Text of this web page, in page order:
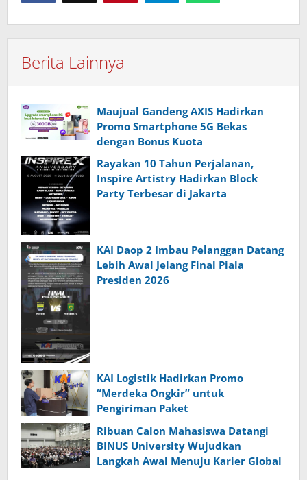
Berita Lainnya
Maujual Gandeng AXIS Hadirkan
Promo Smartphone 5G Bekas
dengan Bonus Kuota
Rayakan 10 Tahun Perjalanan,
Inspire Artistry Hadirkan Block
Party Terbesar di Jakarta
KAI Daop 2 Imbau Pelanggan Datang
Lebih Awal Jelang Final Piala
Presiden 2026
KAI Logistik Hadirkan Promo
“Merdeka Ongkir” untuk
Pengiriman Paket
Ribuan Calon Mahasiswa Datangi
BINUS University Wujudkan
Langkah Awal Menuju Karier Global